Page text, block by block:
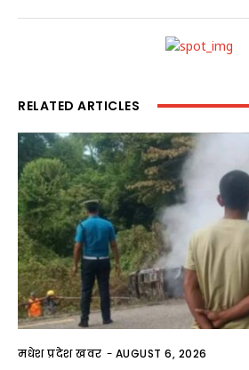
RELATED ARTICLES
मधेश प्रदेश खवर - AUGUST 6, 2026